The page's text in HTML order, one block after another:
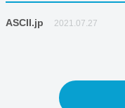
ASCII.jp 2021.07.27